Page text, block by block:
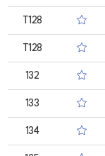
T128
T128
132
133
134